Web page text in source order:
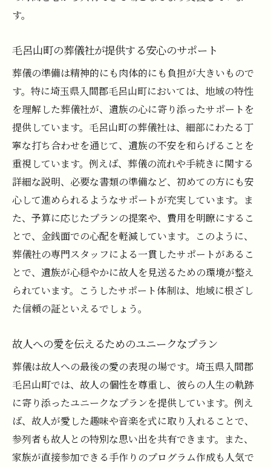
す。
毛呂山町の葬儀社が提供する安心のサポート
葬儀の準備は精神的にも肉体的にも負担が大きいもので
す。特に埼玉県入間郡毛呂山町においては、地域の特性
を理解した葬儀社が、遺族の心に寄り添ったサポートを
提供しています。毛呂山町の葬儀社は、細部にわたる丁
寧な打ち合わせを通じて、遺族の不安を和らげることを
重視しています。例えば、葬儀の流れや手続きに関する
詳細な説明、必要な書類の準備など、初めての方にも安
心して進められるようなサポートが充実しています。ま
た、予算に応じたプランの提案や、費用を明瞭にするこ
とで、金銭面での心配を軽減しています。このように、
葬儀社の専門スタッフによる一貫したサポートがあるこ
とで、遺族が心穏やかに故人を見送るための環境が整え
られています。こうしたサポート体制は、地域に根ざし
た信頼の証といえるでしょう。
故人への愛を伝えるためのユニークなプラン
葬儀は故人への最後の愛の表現の場です。埼玉県入間郡
毛呂山町では、故人の個性を尊重し、彼らの人生の軌跡
に寄り添ったユニークなプランを提供しています。例え
ば、故人が愛した趣味や音楽を式に取り入れることで、
参列者も故人との特別な思い出を共有できます。また、
家族が直接参加できる手作りのプログラム作成も人気で